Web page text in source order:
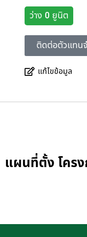
ว่าง 0 ยูนิต
ติดต่อตัวแทน
แก้ไขข้อมูล
แผนที่ตั้ง โครง